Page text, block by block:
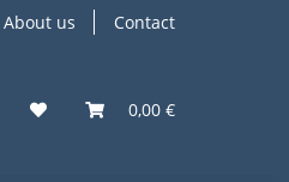
About us Contact
0,00 €